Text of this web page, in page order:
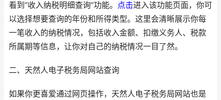
看到“收入纳税明细查询”功能。
点击进入该功能页面，你可
以选择想要查询的年份和所得类型。这里会清晰展示你每
一笔收入的纳税情况，包括收入金额、扣缴义务人、税款
所属期等信息，让你对自己的纳税情况一目了然。
二、天然人电子税务局网站查询
如果你更喜爱通过网页操作，天然人电子税务局网站也是